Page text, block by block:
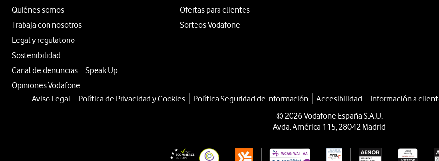
Quiénes somos
Trabaja con nosotros
Legal y regulatorio
Sostenibilidad
Canal de denuncias – Speak Up
Opiniones Vodafone
Ofertas para clientes
Sorteos Vodafone
Aviso Legal Política de Privacidad y Cookies Política Seguridad de Información Accesibilidad Información a
© 2026 Vodafone España S.A.U.
Avda. América 115, 28042 Madrid